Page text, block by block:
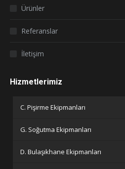
windowwindow
Ürünler
Referanslar
İletişim
Hizmetlerimiz
C. Pişirme Ekipmanları
G. Soğutma Ekipmanları
D. Bulaşıkhane Ekipmanları